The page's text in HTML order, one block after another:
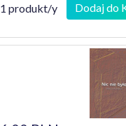
1 produkt/y Dodaj do